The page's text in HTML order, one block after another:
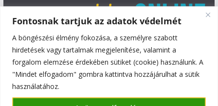
Fontosnak tartjuk az adatok védelmét
A böngészési élmény fokozása, a személyre szabott
hirdetések vagy tartalmak megjelenítése, valamint a
forgalom elemzése érdekében sütiket (cookie) használunk. A
"Mindet elfogadom" gombra kattintva hozzájárulhat a sütik
használatához.
Copyright © 2026Szentmiklós Online